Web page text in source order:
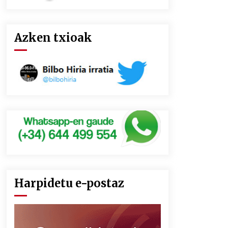
Azken txioak
Harpidetu e-postaz